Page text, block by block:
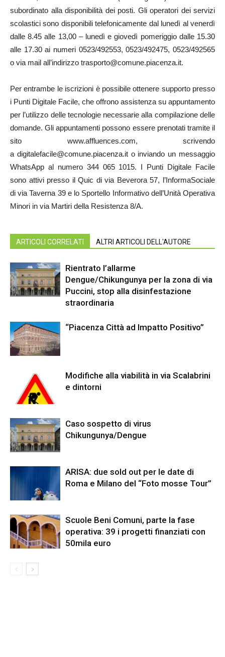
subordinato alla disponibilità dei posti. Gli operatori dei servizi
scolastici sono disponibili telefonicamente dal lunedì al venerdì
dalle 8.45 alle 13,00 – lunedì e giovedì pomeriggio dalle 15.30
alle 17.30 ai numeri 0523/492553, 0523/492475, 0523/492565
o via mail all’indirizzo trasporto@comune.piacenza.it.
Per entrambe le iscrizioni è possibile ottenere supporto presso
i Punti Digitale Facile, che offrono assistenza su appuntamento
per l’utilizzo delle tecnologie necessarie alla compilazione delle
domande. Gli appuntamenti possono essere prenotati tramite il
sito www.affluences.com, scrivendo
a digitalefacile@comune.piacenza.it o inviando un messaggio
WhatsApp al numero 344 065 1015. I Punti Digitale Facile
sono attivi presso il Quic di via Beverora 57, l’InformaSociale
di via Taverna 39 e lo Sportello Informativo dell’Unità Operativa
Minori in via Martiri della Resistenza 8/A.
ARTICOLI CORRELATI ALTRI ARTICOLI DELL'AUTORE
Rientrato l’allarme
Dengue/Chikungunya per la zona di via
Puccini, stop alla disinfestazione
straordinaria
“Piacenza Città ad Impatto Positivo”
Modifiche alla viabilità in via Scalabrini
e dintorni
Caso sospetto di virus
Chikungunya/Dengue
ARISA: due sold out per le date di
Roma e Milano del “Foto mosse Tour”
Scuole Beni Comuni, parte la fase
operativa: 39 i progetti finanziati con
50mila euro